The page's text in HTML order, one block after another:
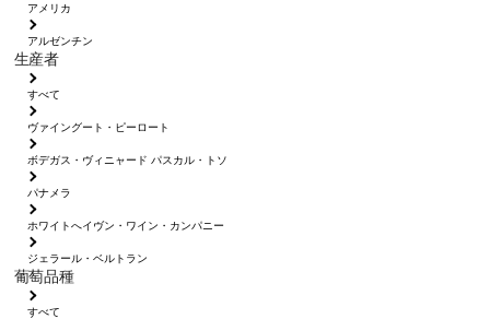
アメリカ
アルゼンチン
生産者
すべて
ヴァイングート・ピーロート
ボデガス・ヴィニャード パスカル・トソ
パナメラ
ホワイトへイヴン・ワイン・カンパニー
ジェラール・ベルトラン
葡萄品種
すべて